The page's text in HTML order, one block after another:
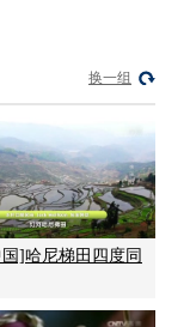
换一组
]哈尼梯田四度同